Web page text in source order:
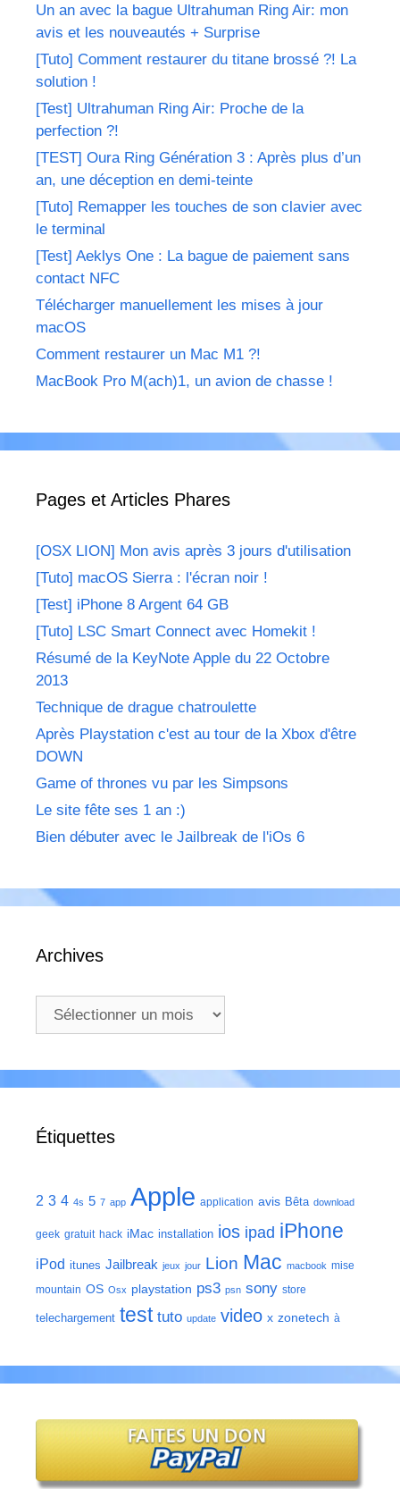
Un an avec la bague Ultrahuman Ring Air: mon
avis et les nouveautés + Surprise
[Tuto] Comment restaurer du titane brossé ?! La
solution !
[Test] Ultrahuman Ring Air: Proche de la
perfection ?!
[TEST] Oura Ring Génération 3 : Après plus d’un
an, une déception en demi-teinte
[Tuto] Remapper les touches de son clavier avec
le terminal
[Test] Aeklys One : La bague de paiement sans
contact NFC
Télécharger manuellement les mises à jour
macOS
Comment restaurer un Mac M1 ?!
MacBook Pro M(ach)1, un avion de chasse !
Pages et Articles Phares
[OSX LION] Mon avis après 3 jours d'utilisation
[Tuto] macOS Sierra : l'écran noir !
[Test] iPhone 8 Argent 64 GB
[Tuto] LSC Smart Connect avec Homekit !
Résumé de la KeyNote Apple du 22 Octobre
2013
Technique de drague chatroulette
Après Playstation c'est au tour de la Xbox d'être
DOWN
Game of thrones vu par les Simpsons
Le site fête ses 1 an :)
Bien débuter avec le Jailbreak de l'iOs 6
Archives
Archives
Étiquettes
2 3 4 4s 5 7 app Apple application avis Bêta download
geek gratuit hack iMac installation ios ipad iPhone
iPod itunes Jailbreak jeux jour Lion Mac macbook mise
mountain OS Osx playstation ps3 psn sony store
telechargement test tuto update video x zonetech à